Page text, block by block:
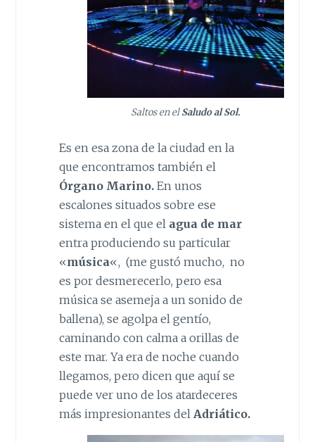
Saltos en elSaludo al Sol.
Es en esa zona de la ciudad en la
que encontramos también el
Órgano Marino.En unos
escalones situados sobre ese
sistema en el que el agua de mar
entra produciendo su particular
«música«, (me gustó mucho, no
es por desmerecerlo, pero esa
música se asemeja a un sonido de
ballena), se agolpa el gentío,
caminando con calma a orillas de
este mar. Ya era de noche cuando
llegamos, pero dicen que aquí se
puede ver uno de los atardeceres
más impresionantes del Adriático.